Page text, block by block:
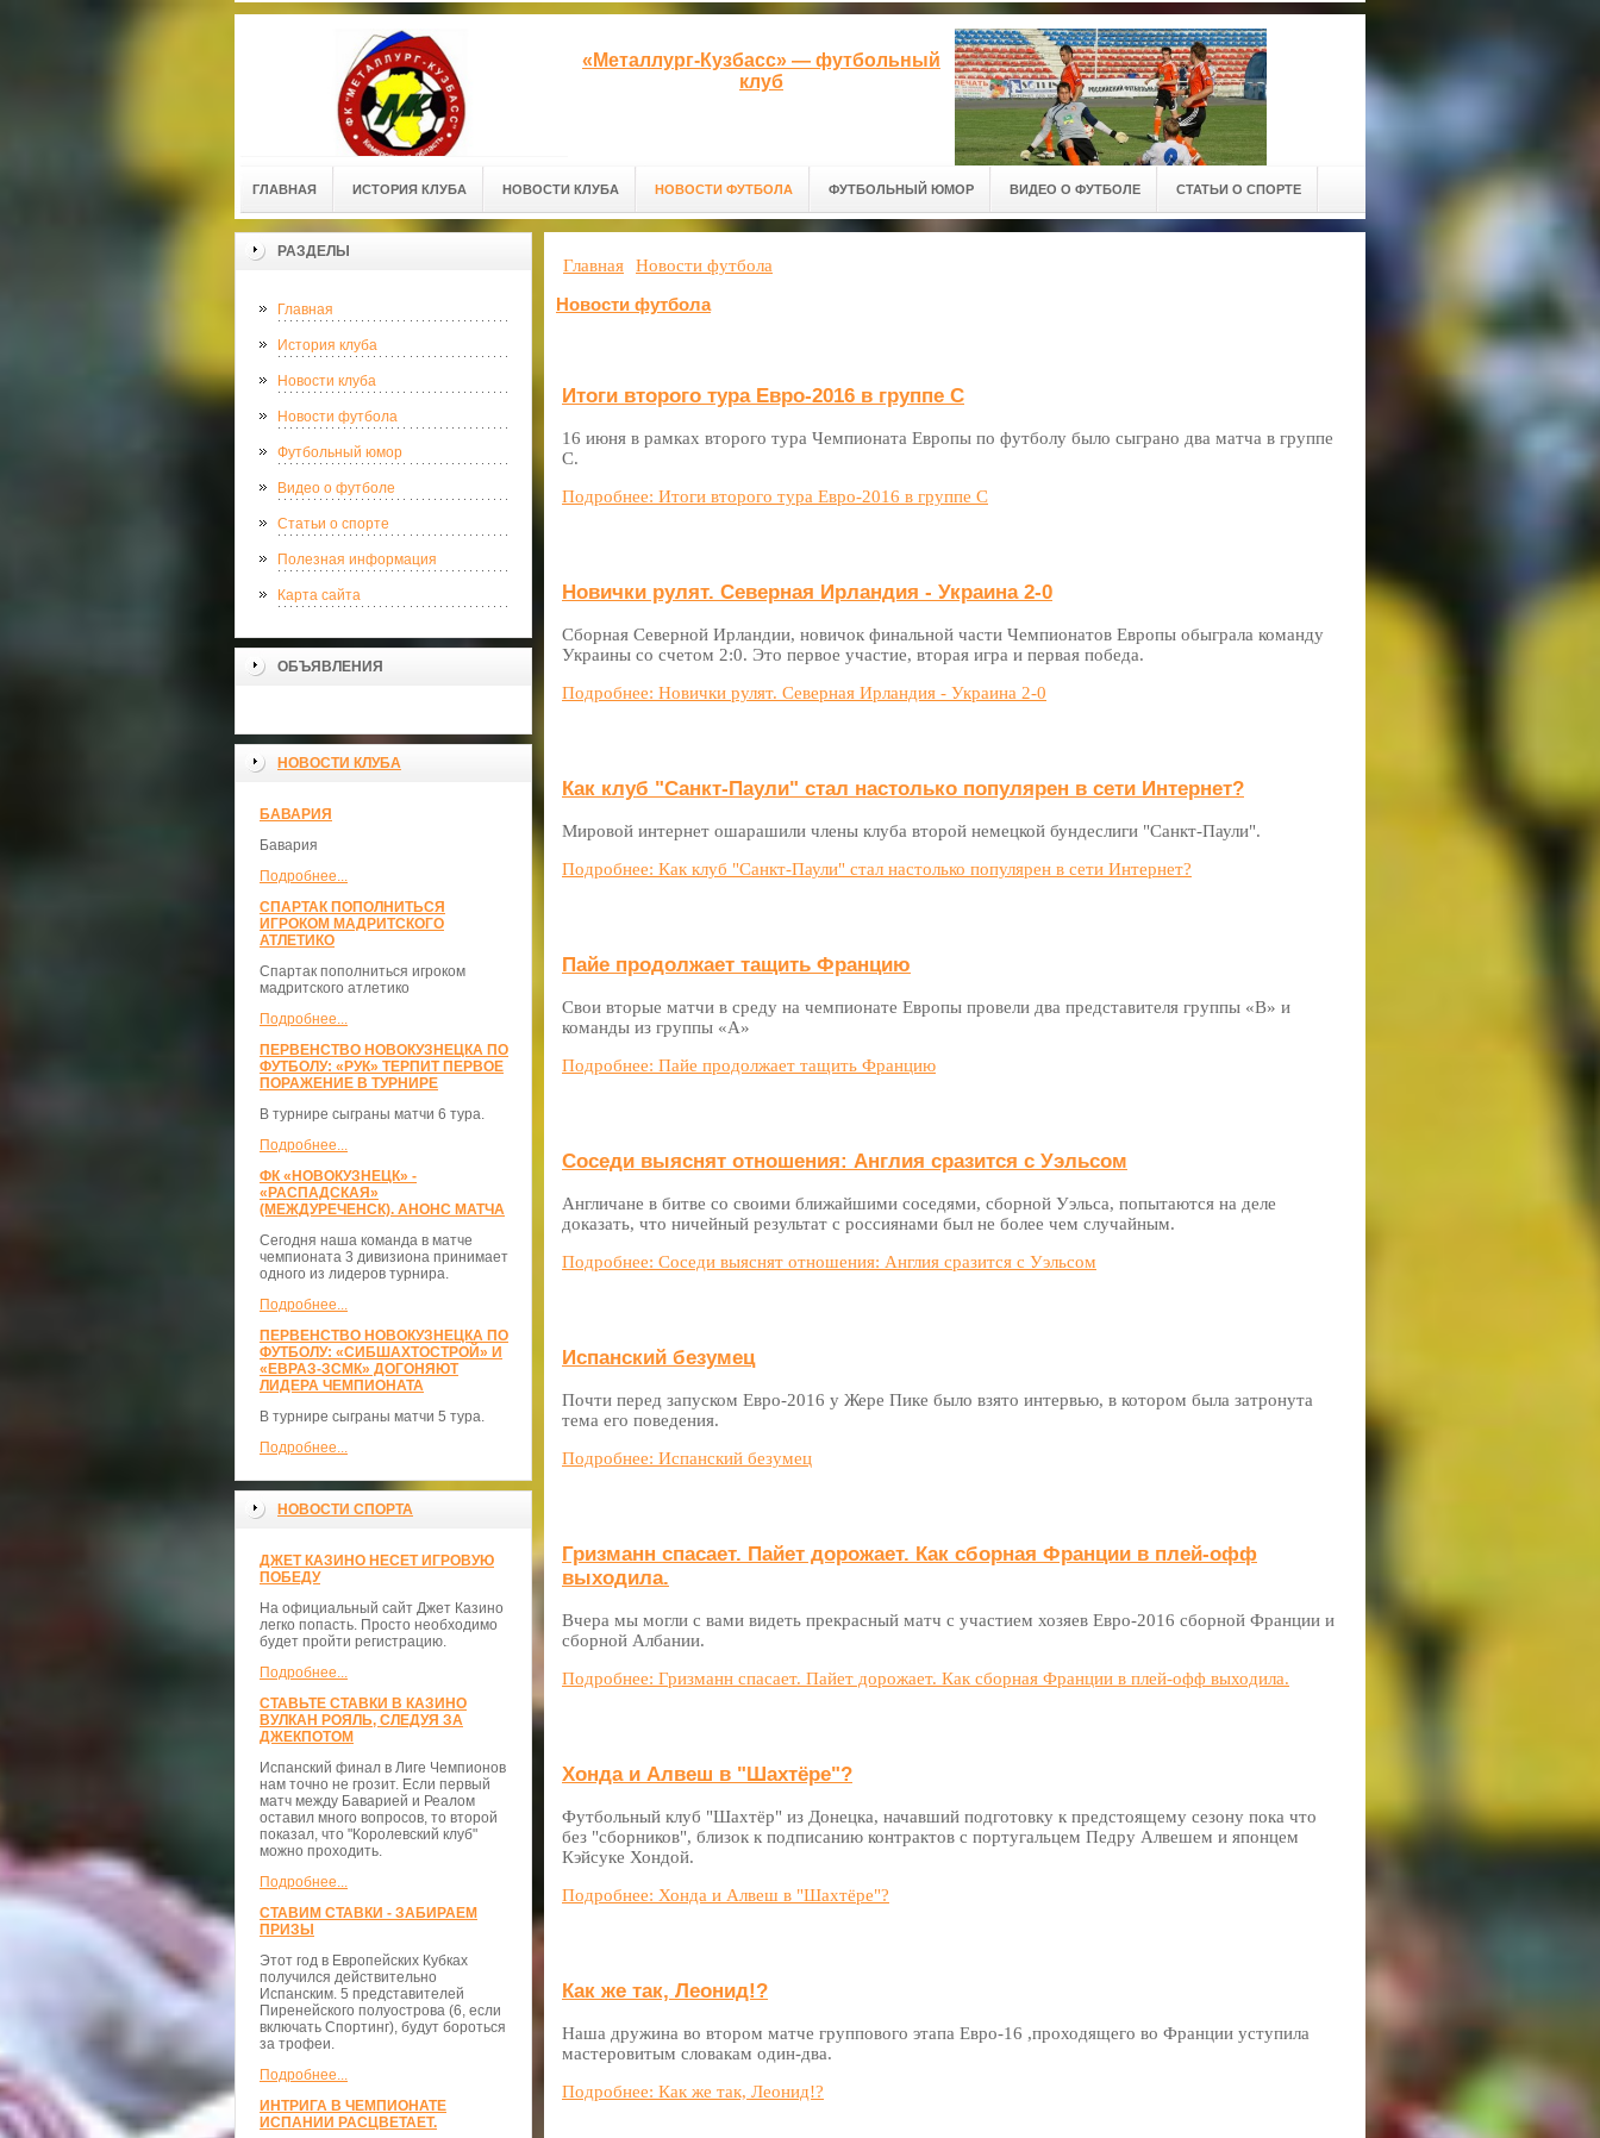
«Металлург-Кузбасс» — футбольный
клуб
ГЛАВНАЯ ИСТОРИЯ КЛУБА НОВОСТИ КЛУБА НОВОСТИ ФУТБОЛА ФУТБОЛЬНЫЙ ЮМОР ВИДЕО О ФУТБОЛЕ СТАТЬИ О СПОРТЕ
РАЗДЕЛЫ
Главная
История клуба
Новости клуба
Новости футбола
Футбольный юмор
Видео о футболе
Статьи о спорте
Полезная информация
Карта сайта
ОБЪЯВЛЕНИЯ
НОВОСТИ КЛУБА
БАВАРИЯ
Бавария
Подробнее...
СПАРТАК ПОПОЛНИТЬСЯ
ИГРОКОМ МАДРИТСКОГО
АТЛЕТИКО
Спартак пополниться игроком
мадритского атлетико
Подробнее...
ПЕРВЕНСТВО НОВОКУЗНЕЦКА ПО
ФУТБОЛУ: «РУК» ТЕРПИТ ПЕРВОЕ
ПОРАЖЕНИЕ В ТУРНИРЕ
В турнире сыграны матчи 6 тура.
Подробнее...
ФК «НОВОКУЗНЕЦК» -
«РАСПАДСКАЯ»
(МЕЖДУРЕЧЕНСК). АНОНС МАТЧА
Сегодня наша команда в матче
чемпионата 3 дивизиона принимает
одного из лидеров турнира.
Подробнее...
ПЕРВЕНСТВО НОВОКУЗНЕЦКА ПО
ФУТБОЛУ: «СИБШАХТОСТРОЙ» И
«ЕВРАЗ-ЗСМК» ДОГОНЯЮТ
ЛИДЕРА ЧЕМПИОНАТА
В турнире сыграны матчи 5 тура.
Подробнее...
НОВОСТИ СПОРТА
ДЖЕТ КАЗИНО НЕСЕТ ИГРОВУЮ
ПОБЕДУ
На официальный сайт Джет Казино
легко попасть. Просто необходимо
будет пройти регистрацию.
Подробнее...
СТАВЬТЕ СТАВКИ В КАЗИНО
ВУЛКАН РОЯЛЬ, СЛЕДУЯ ЗА
ДЖЕКПОТОМ
Испанский финал в Лиге Чемпионов
нам точно не грозит. Если первый
матч между Баварией и Реалом
оставил много вопросов, то второй
показал, что "Королевский клуб"
можно проходить.
Подробнее...
СТАВИМ СТАВКИ - ЗАБИРАЕМ
ПРИЗЫ
Этот год в Европейских Кубках
получился действительно
Испанским. 5 представителей
Пиренейского полуострова (6, если
включать Спортинг), будут бороться
за трофеи.
Подробнее...
ИНТРИГА В ЧЕМПИОНАТЕ
ИСПАНИИ РАСЦВЕТАЕТ.
Главная Новости футбола
Новости футбола
Итоги второго тура Евро-2016 в группе C
16 июня в рамках второго тура Чемпионата Европы по футболу было сыграно два матча в группе
C.
Подробнее: Итоги второго тура Евро-2016 в группе C
Новички рулят. Северная Ирландия - Украина 2-0
Сборная Северной Ирландии, новичок финальной части Чемпионатов Европы обыграла команду
Украины со счетом 2:0. Это первое участие, вторая игра и первая победа.
Подробнее: Новички рулят. Северная Ирландия - Украина 2-0
Как клуб "Санкт-Паули" стал настолько популярен в сети Интернет?
Мировой интернет ошарашили члены клуба второй немецкой бундеслиги "Санкт-Паули".
Подробнее: Как клуб "Санкт-Паули" стал настолько популярен в сети Интернет?
Пайе продолжает тащить Францию
Свои вторые матчи в среду на чемпионате Европы провели два представителя группы «В» и
команды из группы «А»
Подробнее: Пайе продолжает тащить Францию
Соседи выяснят отношения: Англия сразится с Уэльсом
Англичане в битве со своими ближайшими соседями, сборной Уэльса, попытаются на деле
доказать, что ничейный результат с россиянами был не более чем случайным.
Подробнее: Соседи выяснят отношения: Англия сразится с Уэльсом
Испанский безумец
Почти перед запуском Евро-2016 у Жере Пике было взято интервью, в котором была затронута
тема его поведения.
Подробнее: Испанский безумец
Гризманн спасает. Пайет дорожает. Как сборная Франции в плей-офф
выходила.
Вчера мы могли с вами видеть прекрасный матч с участием хозяев Евро-2016 сборной Франции и
сборной Албании.
Подробнее: Гризманн спасает. Пайет дорожает. Как сборная Франции в плей-офф выходила.
Хонда и Алвеш в "Шахтёре"?
Футбольный клуб "Шахтёр" из Донецка, начавший подготовку к предстоящему сезону пока что
без "сборников", близок к подписанию контрактов с португальцем Педру Алвешем и японцем
Кэйсуке Хондой.
Подробнее: Хонда и Алвеш в "Шахтёре"?
Как же так, Леонид!?
Наша дружина во втором матче группового этапа Евро-16 ,проходящего во Франции уступила
мастеровитым словакам один-два.
Подробнее: Как же так, Леонид!?